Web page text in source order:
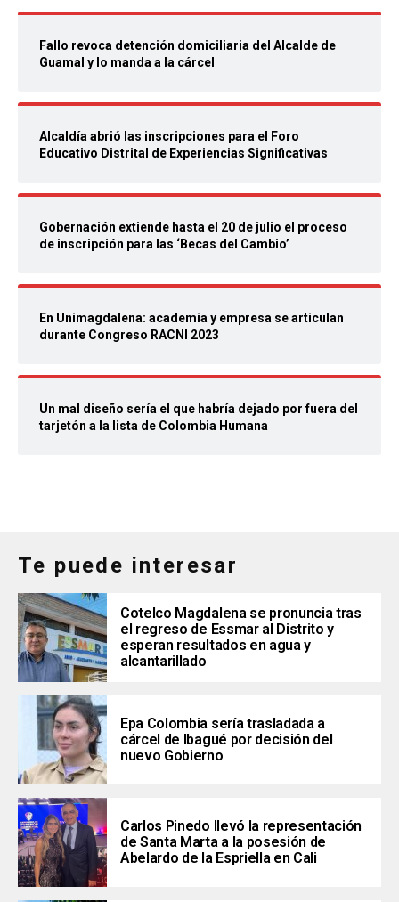
Fallo revoca detención domiciliaria del Alcalde de
Guamal y lo manda a la cárcel
Alcaldía abrió las inscripciones para el Foro
Educativo Distrital de Experiencias Significativas
Gobernación extiende hasta el 20 de julio el proceso
de inscripción para las ‘Becas del Cambio’
En Unimagdalena: academia y empresa se articulan
durante Congreso RACNI 2023
Un mal diseño sería el que habría dejado por fuera del
tarjetón a la lista de Colombia Humana
Te puede interesar
Cotelco Magdalena se pronuncia tras
el regreso de Essmar al Distrito y
esperan resultados en agua y
alcantarillado
Epa Colombia sería trasladada a
cárcel de Ibagué por decisión del
nuevo Gobierno
Carlos Pinedo llevó la representación
de Santa Marta a la posesión de
Abelardo de la Espriella en Cali